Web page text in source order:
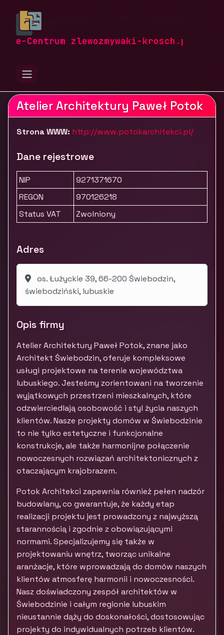
e-Centrum zlewozmywaki-krosch.pl
zlewozmywaki-krosch.pl
Ogród
Architekt Świebodzin - Atelier Architektury Paweł
Atelier Architektury Paweł Potok
Strona WWW: http://www.potokarchitekci.pl/
Dane rejestrowe
NIP
9271371670
REGON
970126218
Status VAT
Zwolniony
Adres
os. Łużyckie 39, 66-200 Świebodzin,
świebodziński, lubuskie
Opis firmy
Atelier Architektury Paweł Potok, znane jako
Architekt Świebodzin, oferuje kompleksowe
usługi projektowe na terenie województwa
lubuskiego. Jesteśmy zorientowani na tworzenie
wyjątkowych przestrzeni mieszkalnych, które
odzwierciedlają osobowość i styl życia naszych
klientów. Nasze projekty domów w Świebodzinie
to nie tylko estetyczne i funkcjonalne
konstrukcje, ale także harmonijne połączenie
nowoczesnych rozwiązań architektonicznych z
otaczającym krajobrazem.
Potok Architekci zapewnia również pełen nadzór
budowlany, co gwarantuje, że każdy etap
realizacji projektu jest prowadzony z najwyższą
starannością i zgodnie z obowiązującymi
normami. Specjalizujemy się także w
projektowaniu wnętrz, tworząc unikalne
aranżacje, które wprowadzają do domów naszych
klientów atmosferę harmonii i nowoczesności.
Nasz doświadczony zespół architektów w
Świebodzinie i całym regionie lubuskim
nieustannie dąży do doskonałości, dostosowując
projekty do indywidualnych potrzeb klientów.